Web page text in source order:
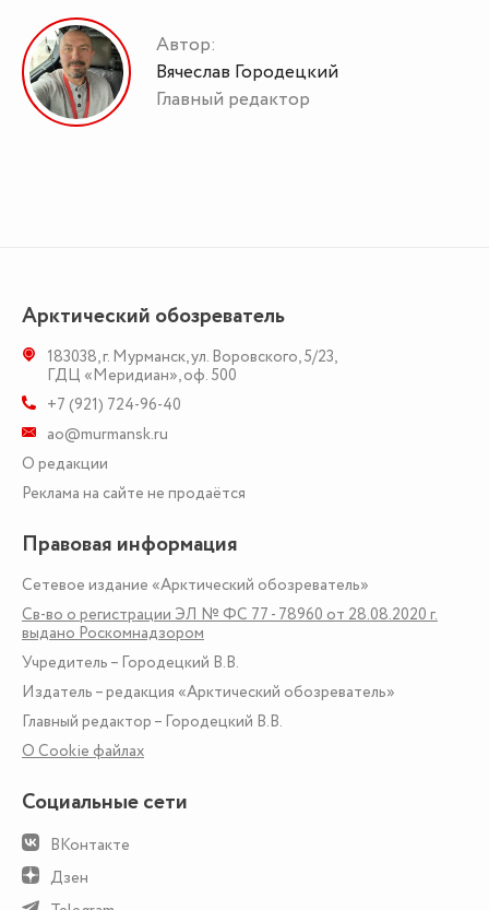
Автор:
Вячеслав Городецкий
Главный редактор
Арктический обозреватель
183038,г. Мурманск,ул. Воровского, 5/23,
ГДЦ «Меридиан», оф. 500
+7 (921) 724-96-40
ao@murmansk.ru
О редакции
Реклама на сайте не продаётся
Правовая информация
Сетевое издание «Арктический обозреватель»
Св-во о регистрации ЭЛ № ФС 77 - 78960 от 28.08.2020 г.
выдано Роскомнадзором
Учредитель – Городецкий В.В.
Издатель – редакция «Арктический обозреватель»
Главный редактор – Городецкий В.В.
О Сookie файлах
Социальные сети
ВКонтакте
Дзен